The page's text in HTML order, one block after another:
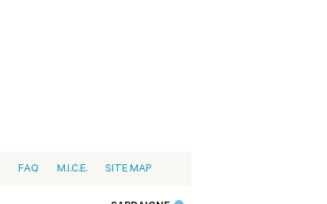
FAQ M.I.C.E. SITE MAP